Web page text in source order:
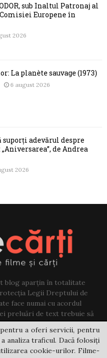
sub Înaltul Patronaj al
Europene în
2026
La planète sauvage (1973)
6 august 2026
suporți adevărul despre
de Andrea
2026
blog aparțin în totalitate
Legii Dreptului de
face numai cu acordul
preluări de text trebuie să
acest blog.
carti.ro
a oferi servicii, pentru
analiza traficul. Dacă folosiți
cookie-urilor. Filme-